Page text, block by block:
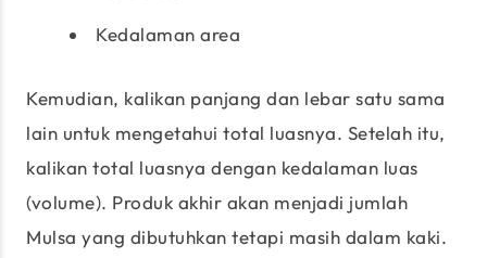
Kedalaman area
Kemudian, kalikan panjang dan lebar satu sama
lain untuk mengetahui total luasnya. Setelah itu,
kalikan total luasnya dengan kedalaman luas
(volume). Produk akhir akan menjadi jumlah
Mulsa yang dibutuhkan tetapi masih dalam kaki.